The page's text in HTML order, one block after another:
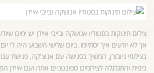
צילום תינוקות בסטודיו אנושקה ובייבי איידן יש ימים
אך לא יודעים איך יסתיימו. ביום שלישי השבוע היה לי
בצילומי ניובורן, המשיך בפגישה עם אנוצ'קה, פגישת
כיפית והתגלגלה לצילומים ספונטניים אתה ועם איידן